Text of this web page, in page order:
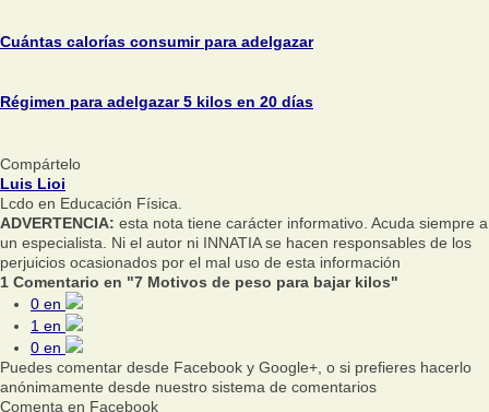
Cuántas calorías consumir para adelgazar
Régimen para adelgazar 5 kilos en 20 días
Compártelo
Luis Lioi
Lcdo en Educación Física.
ADVERTENCIA: esta nota tiene carácter informativo. Acuda siempre a
un especialista. Ni el autor ni INNATIA se hacen responsables de los
perjuicios ocasionados por el mal uso de esta información
1 Comentario en "7 Motivos de peso para bajar kilos"
0 en
1 en
0 en
Puedes comentar desde Facebook y Google+, o si prefieres hacerlo
anónimamente desde nuestro sistema de comentarios
Comenta en Facebook